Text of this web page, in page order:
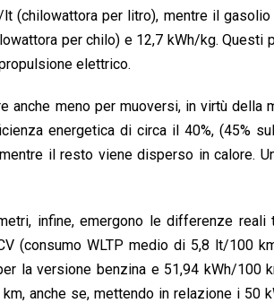
(chilowattora per litro), mentre il gasolio
per chilo) e 12,7 kWh/kg. Questi
elettrico.
anche meno per muoversi, in virtù della
energetica di circa il 40%, (45%
il resto viene disperso in calore.
infine, emergono le differenze reali
(consumo WLTP medio di 5,8 lt/100
la versione benzina e 51,94 kWh/100
anche se, mettendo in relazione i 50